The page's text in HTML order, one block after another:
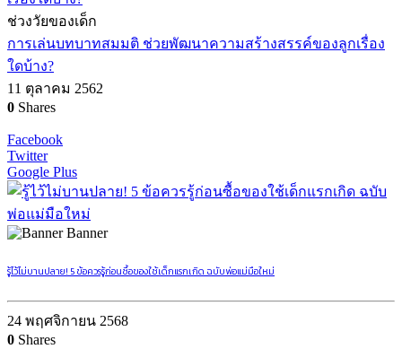
ช่วงวัยของเด็ก
การเล่นบทบาทสมมติ ช่วยพัฒนาความสร้างสรรค์ของลูกเรื่อง
ใดบ้าง?
11 ตุลาคม 2562
0 Shares
Facebook
Twitter
Google Plus
Banner
รู้ไว้ไม่บานปลาย! 5 ข้อควรรู้ก่อนซื้อของใช้เด็กแรกเกิด ฉบับพ่อแม่มือใหม่
24 พฤศจิกายน 2568
0 Shares